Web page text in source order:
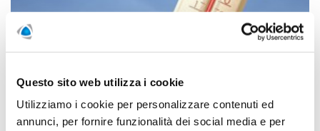
Questo sito web utilizza i cookie
Utilizziamo i cookie per personalizzare contenuti ed
annunci, per fornire funzionalità dei social media e per
Aprile 2026 si è chiuso come il terzo aprile più caldo mai
registrato a livello globale, confermando una tendenza
climatica ormai stabile e preoccupante.
LEGGI DI PIÙ